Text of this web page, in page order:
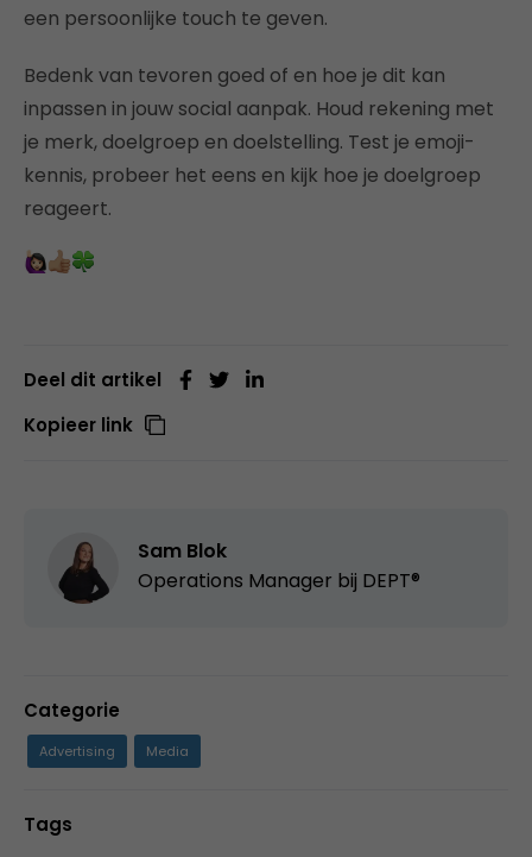
een persoonlijke touch te geven.
Bedenk van tevoren goed of en hoe je dit kan
inpassen in jouw social aanpak. Houd rekening met
je merk, doelgroep en doelstelling. Test je emoji-
kennis, probeer het eens en kijk hoe je doelgroep
reageert.
Deel dit artikel
Kopieer link
Sam Blok
Operations Manager bij DEPT®
Categorie
Advertising Media
Tags